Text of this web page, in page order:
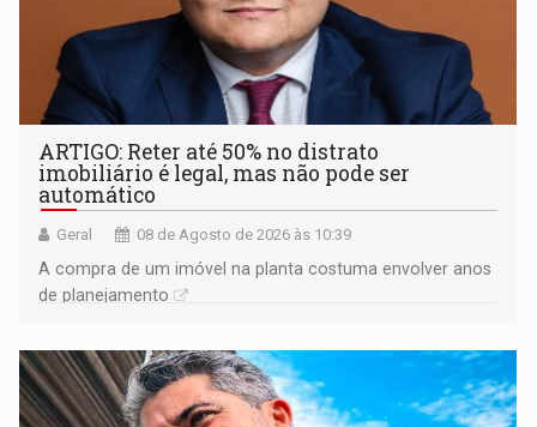
ARTIGO: Reter até 50% no distrato
imobiliário é legal, mas não pode ser
automático
Geral 08 de Agosto de 2026 às 10:39
A compra de um imóvel na planta costuma envolver anos
de planejamento